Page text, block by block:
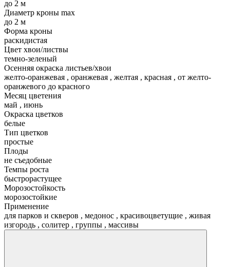
до 2 м
Диаметр кроны max
до 2 м
Форма кроны
раскидистая
Цвет хвои/листвы
темно-зеленый
Осенняя окраска листьев/хвои
желто-оранжевая , оранжевая , желтая , красная , от желто-
оранжевого до красного
Месяц цветения
май , июнь
Окраска цветков
белые
Тип цветков
простые
Плоды
не съедобные
Темпы роста
быстрорастущее
Морозостойкость
морозостойкие
Применение
для парков и скверов , медонос , красивоцветущие , живая
изгородь , солитер , группы , массивы